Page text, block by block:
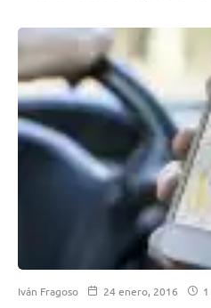
Iván Fragoso 24 enero, 2016